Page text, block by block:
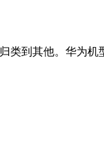
类到其他。华为机